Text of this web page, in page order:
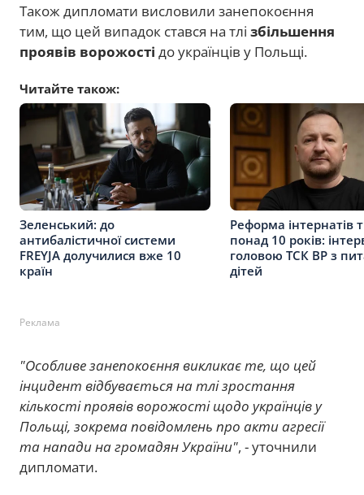
Також дипломати висловили занепокоєння
тим, що цей випадок стався на тлі збільшення
проявів ворожості до українців у Польщі.
Читайте також:
Зеленський: до
антибалістичної системи
FREYJA долучилися вже 10
країн
Реформа інтернатів
понад 10 років:
головою ТСК ВР з
дітей
Реклама
"Особливе занепокоєння викликає те, що цей
інцидент відбувається на тлі зростання
кількості проявів ворожості щодо українців у
Польщі, зокрема повідомлень про акти агресії
та напади на громадян України", - уточнили
дипломати.